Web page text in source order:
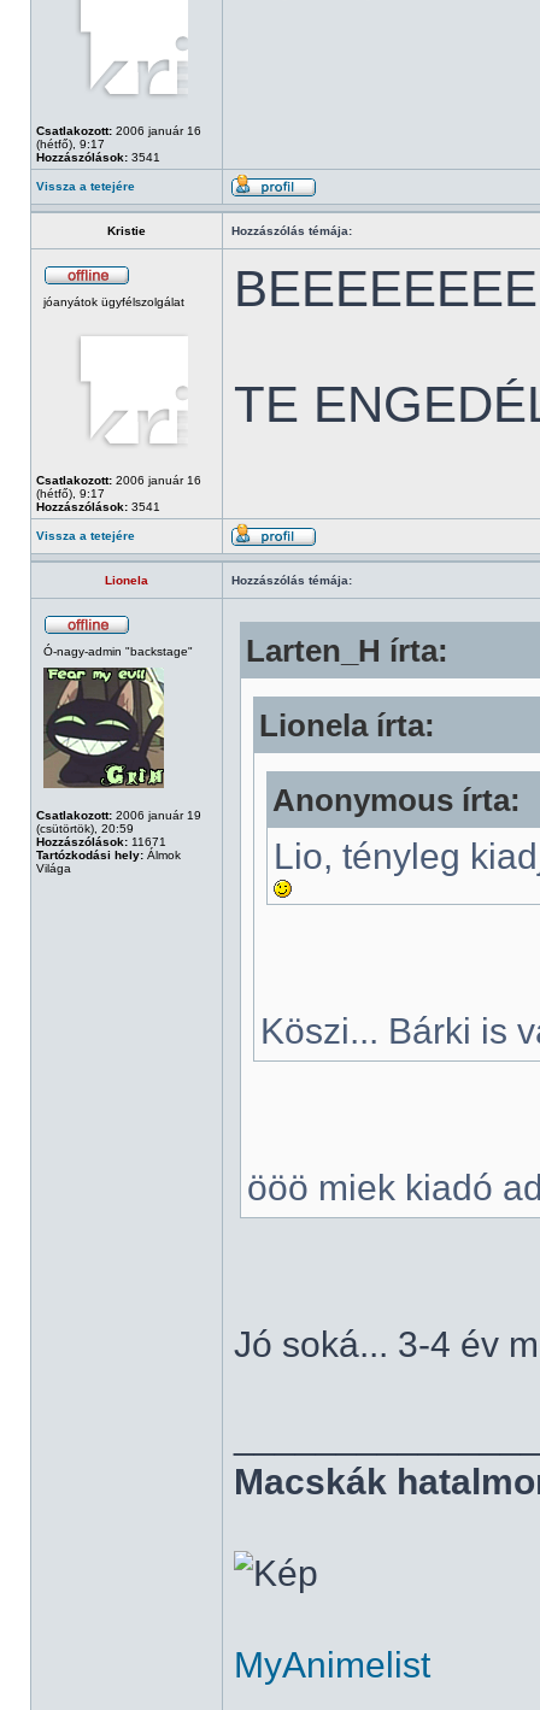
Csatlakozott: 2006 január 16
(hétfő), 9:17
Hozzászólások: 3541
Vissza a tetejére
Kristie Hozzászólás témája:
jóanyátok ügyfélszolgálat
Csatlakozott: 2006 január 16
(hétfő), 9:17
Hozzászólások: 3541
TE
Vissza a tetejére
Lionela Hozzászólás témája:
Ó-nagy-admin "backstage"
Csatlakozott: 2006 január 19
(csütörtök), 20:59
Hozzászólások: 11671
Tartózkodási hely: Álmok
Világa
Larten_H írta:
Lionela írta:
Anonymous írta:
Lio, tényleg
Köszi... Bárki is
ööö miek kiadó
Jó soká... 3-4 év
Macskák
MyAnimelist